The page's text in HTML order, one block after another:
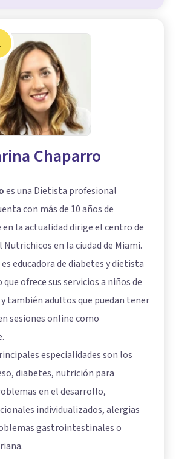
Chaparro
es una Dietista profesional
con más de 10 años de
en la actualidad dirige el centro de
en la ciudad de Miami.
educadora de diabetes y dietista
ofrece sus servicios a niños de
también adultos que puedan tener
sesiones online como
especialidades son los
diabetes, nutrición para
en el desarrollo,
individualizados, alergias
gastrointestinales o